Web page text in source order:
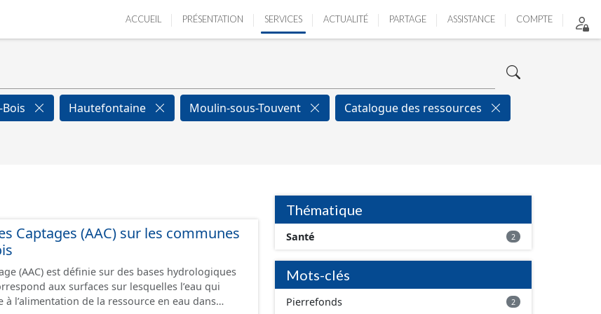
ACCUEIL PRÉSENTATION SERVICES ACTUALITÉ PARTAGE ASSISTANCE COMPTE
Hautefontaine Moulin-sous-Touvent Catalogue des ressources
Captages (AAC) sur les communes
(AAC) est définie sur des bases hydrologiques
aux surfaces sur lesquelles l’eau qui
l’alimentation de la ressource en eau dans
Thématique
Santé 2
Mots-clés
Pierrefonds 2